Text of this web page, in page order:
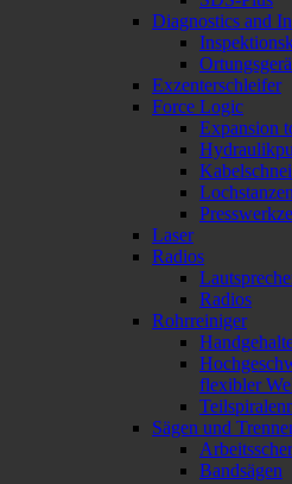
Diagnostics and
Exzenterschleifer
Force Logic
Expansion
Lochstanzen
Laser
Radios
Radios
Rohrreiniger
flexibler
Sägen und
Bandsägen